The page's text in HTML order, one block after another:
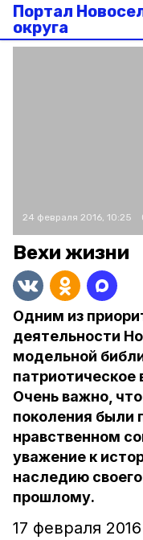
Портал
округа
24 февраля 2016, 10:25
Вехи жизни
Одним из
деятельности
модельной
Очень важно,
поколения были
нравственном
уважение к
наследию
прошлому.
17 февраля